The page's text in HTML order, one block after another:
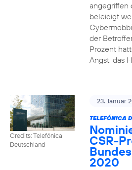
angegriffen
beleidigt
der
Prozent
Angst, das
Credits: Telefónica
Deutschland
23. Januar
TELEFÓNICA
CSR-
2020